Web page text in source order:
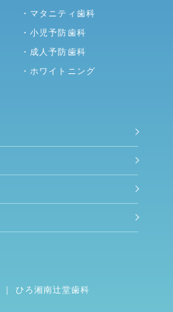
・マタニティ歯科
・小児予防歯科
・成人予防歯科
・ホワイトニング
｜ ひろ湘南辻堂歯科